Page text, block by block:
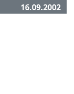
16.09.2002